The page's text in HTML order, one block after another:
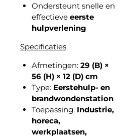
Ondersteunt snelle en
effectieve eerste
hulpverlening
Specificaties
Afmetingen: 29 (B) ×
56 (H) × 12 (D) cm
Type: Eerstehulp- en
brandwondenstation
Toepassing: Industrie,
horeca,
werkplaatsen,